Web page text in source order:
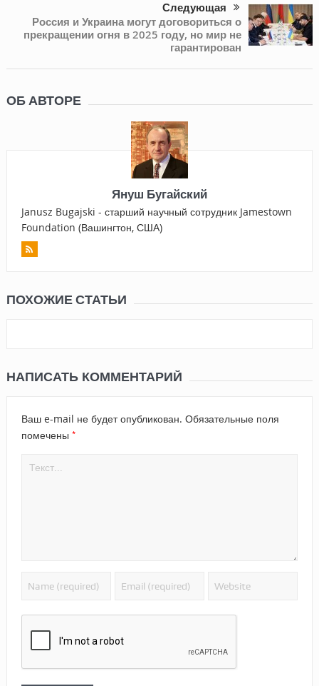
Следующая
Россия и Украина могут договориться о
прекращении огня в 2025 году, но мир не
гарантирован
ОБ АВТОРЕ
Януш Бугайский
Janusz Bugajski - старший научный сотрудник Jamestown
Foundation (Вашингтон, США)
ПОХОЖИЕ СТАТЬИ
НАПИСАТЬ КОММЕНТАРИЙ
Ваш e-mail не будет опубликован. Обязательные поля
помечены *